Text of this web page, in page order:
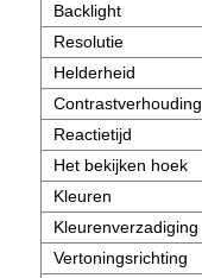
Backlight
Resolutie
Helderheid
Contrastverhouding
Reactietijd
Het bekijken hoek
Kleuren
Kleurenverzadiging
Vertoningsrichting